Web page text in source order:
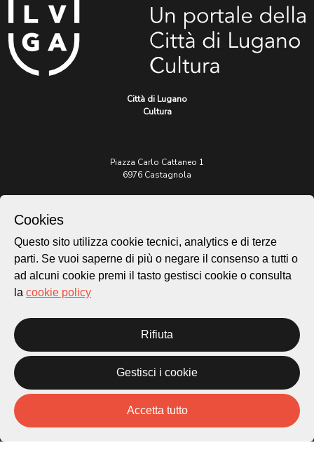
Città di Lugano
Cultura
Piazza Carlo Cattaneo 1
6976 Castagnola
patrimonio@lugano.ch
t. +41 58 866 68 50
Sito istituzionale:
Privacy Policy
Credits
Homepage
Temi
Storie
Cookies
Questo sito utilizza cookie tecnici, analytics e di terze
parti. Se vuoi saperne di più o negare il consenso a tutti o
ad alcuni cookie premi il tasto gestisci cookie o consulta
la cookie policy
Rifiuta
Gestisci i cookie
Accetta tutto